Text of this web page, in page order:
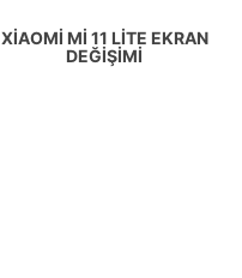
XIAOMI MI 11 LITE EKRAN
DEĞIŞIMI